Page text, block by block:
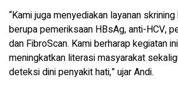
“Kami juga menyediakan layanan
berupa pemeriksaan HBsAg, anti-HCV,
dan FibroScan. Kami berharap kegiatan
meningkatkan literasi masyarakat
deteksi dini penyakit hati,” ujar Andi.